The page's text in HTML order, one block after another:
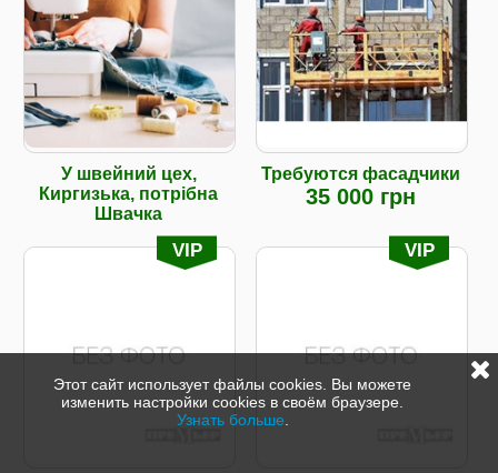
У швейний цех,
Киргизька, потрібна
Швачка
Требуются фасадчики
35 000 грн
VIP VIP
Этот сайт использует файлы cookies. Вы можете
изменить настройки cookies в своём браузере.
Узнать больше